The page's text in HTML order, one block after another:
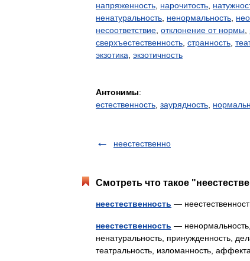
напряженность нарочитость
ненатуральность ненормальность
несоответствие отклонение от нормы
сверхъестественность странность
экзотика экзотичность
Антонимы:
естественность заурядность
неестественно
Смотреть что такое
неестественность —
неестественность — ненормальность,
ненатуральность, принужденность,
театральность, изломанность,